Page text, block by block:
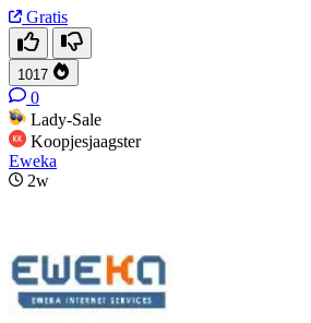
Gratis
1017
0
Lady-Sale
Koopjesjaagster
Eweka
2w